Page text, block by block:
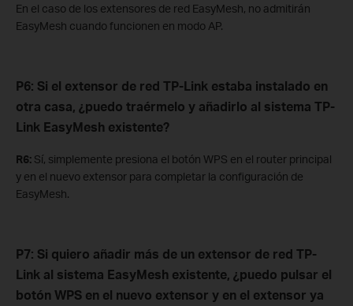
En el caso de los extensores de red EasyMesh, no admitirán
EasyMesh cuando funcionen en modo AP.
P6: Si el extensor de red TP-Link estaba instalado en
otra casa, ¿puedo traérmelo y añadirlo al sistema TP-
Link EasyMesh existente?
R6: Sí, simplemente presiona el botón WPS en el router principal
y en el nuevo extensor para completar la configuración de
EasyMesh.
P7: Si quiero añadir más de un extensor de red TP-
Link al sistema EasyMesh existente, ¿puedo pulsar el
botón WPS en el nuevo extensor y en el extensor ya